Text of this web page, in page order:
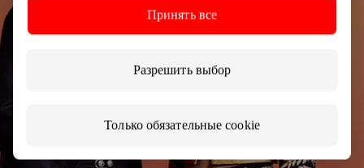
Принять все
Разрешить выбор
Только обязательные cookie
торгового центра AKROPOLIS.
Подписаться